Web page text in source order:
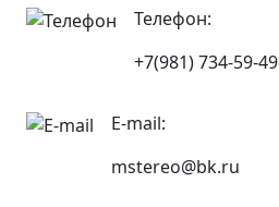
Телефон:
+7(981) 734-59-49
E-mail:
mstereo@bk.ru